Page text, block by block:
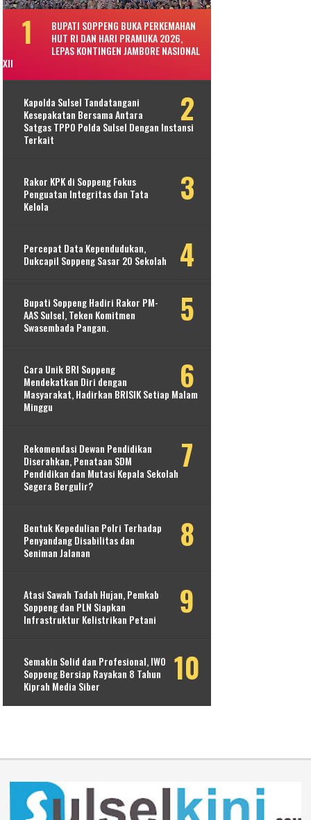
BUPATI SOPPENG BUKA PERKEMAHAN
HUT RI DAN HARI PRAMUKA 2026,
LEPAS KONTINGEN JAMBORE NASIONAL
XII
Kapolda Sulsel Tandatangani
Kesepakatan Bersama Antara
Satgas TPPO Polda Sulsel Dengan Instansi
Terkait
Rakor KPK di Soppeng Fokus
Penguatan Integritas dan Tata
Kelola
Percepat Data Kependudukan,
Dukcapil Soppeng Sasar 20 Sekolah
Bupati Soppeng Hadiri Rakor PM-
AAS Sulsel, Teken Komitmen
Swasembada Pangan.
Cara Unik BRI Soppeng
Mendekatkan Diri dengan
Masyarakat, Hadirkan BRISIK Setiap Malam
Minggu
Rekomendasi Dewan Pendidikan
Diserahkan, Penataan SDM
Pendidikan dan Mutasi Kepala Sekolah
Segera Bergulir?
Bentuk Kepedulian Polri Terhadap
Penyandang Disabilitas dan
Seniman Jalanan
Atasi Sawah Tadah Hujan, Pemkab
Soppeng dan PLN Siapkan
Infrastruktur Kelistrikan Petani
Semakin Solid dan Profesional, IWO
Soppeng Bersiap Rayakan 8 Tahun
Kiprah Media Siber